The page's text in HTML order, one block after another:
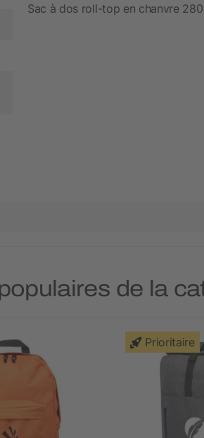
Sac à dos roll-top en chanvre
de la
Prioritaire